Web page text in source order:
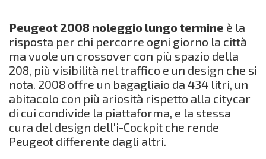
Peugeot 2008 noleggio lungo termine è la
risposta per chi percorre ogni giorno la città
ma vuole un crossover con più spazio della
208, più visibilità nel traffico e un design che si
nota. 2008 offre un bagagliaio da 434 litri, un
abitacolo con più ariosità rispetto alla citycar
di cui condivide la piattaforma, e la stessa
cura del design dell'i-Cockpit che rende
Peugeot differente dagli altri.